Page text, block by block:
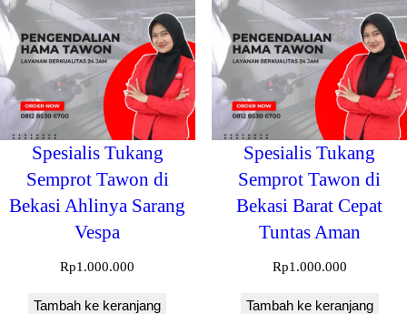
Spesialis Tukang
Semprot Tawon di
Bekasi Ahlinya Sarang
Vespa
Rp1.000.000
Tambah ke keranjang
Spesialis Tukang
Semprot Tawon di
Bekasi Barat Cepat
Tuntas Aman
Rp1.000.000
Tambah ke keranjang